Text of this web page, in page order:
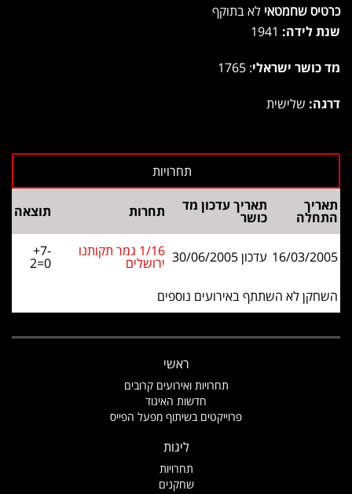
כרטיס שחמטאי לא בתוקף
שנת לידה:
מד כושר ישראלי: 1765
דרגה: שלישית
תאריך
התחלה
תאריך עדכון מד
כושר תחרות תוצאה
16/03/2005 עדכון 30/06/2005 1/16 גמר תקותנו
ירושלים
+7-
2=0
השחקן לא השתתף באירועים נוספים
ראשי
תחרויות ואירועים קרובים
חדשות האיגוד
פרוייקטים בשיתוף מפעל הפייס
ליגות
תחרויות
שחקנים